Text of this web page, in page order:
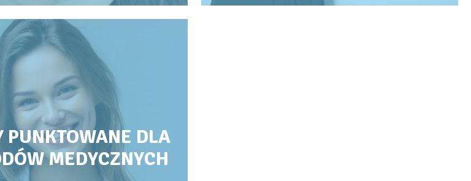
PUNKTOWANE DLA
MEDYCZNYCH